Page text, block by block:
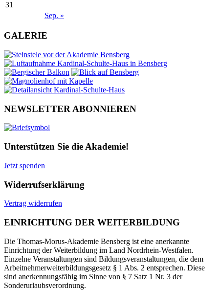
Sep. »
31
GALERIE
NEWSLETTER ABONNIEREN
Unterstützen Sie die Akademie!
Jetzt spenden
Widerrufserklärung
Vertrag widerrufen
EINRICHTUNG DER WEITERBILDUNG
Die Thomas-Morus-Akademie Bensberg ist eine anerkannte
Einrichtung der Weiterbildung im Land Nordrhein-Westfalen.
Einzelne Veranstaltungen sind Bildungsveranstaltungen, die dem
Arbeitnehmerweiterbildungsgesetz § 1 Abs. 2 entsprechen. Diese
sind anerkennungsfähig im Sinne von § 7 Satz 1 Nr. 3 der
Sonderurlaubsverordnung.